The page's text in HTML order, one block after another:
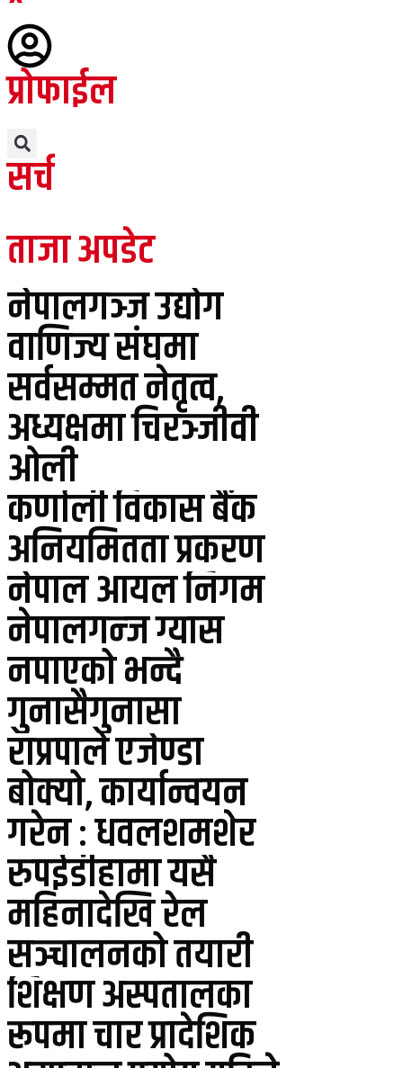
प्रोफाईल
सर्च
ताजा अपडेट
नेपालगञ्ज उद्योग
वाणिज्य संघमा
सर्वसम्मत नेतृत्व,
अध्यक्षमा चिरञ्जीवी
ओली
कर्णाली विकास बैंक
अनियमितता प्रकरण
नेपाल आयल निगम
नेपालगन्ज ग्यास
नपाएको भन्दै
गुनासैगुनासा
राप्रपाले एजेण्डा
बोक्यो, कार्यान्वयन
गरेन : धवलशमशेर
रुपईडीहामा यसै
महिनादेखि रेल
सञ्चालनको तयारी
शिक्षण अस्पतालका
रूपमा चार प्रादेशिक